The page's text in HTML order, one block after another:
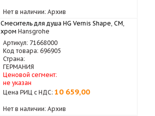
Нет в наличии: Архив
Смеситель для душа HG Vernis Shape, СМ,
хром Hansgrohe
Артикул: 71668000
Код товара: 696905
Страна:
ГЕРМАНИЯ
Ценовой сегмент:
не указан
Цена РИЦ с НДС: 10 659,00
Нет в наличии: Архив